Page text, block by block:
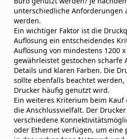
unterschiedliche Anforderungen
werden.
Ein wichtiger Faktor ist die
Auflösung ein entscheidendes
Auflösung von mindestens 1200
gewährleistet gestochen scharfe
Details und klaren Farben. Die
sollte ebenfalls beachtet
Drucker häufig genutzt wird.
Ein weiteres Kriterium beim Kauf
die Anschlussvielfalt. Der
verschiedene
oder Ethernet verfügen, um eine